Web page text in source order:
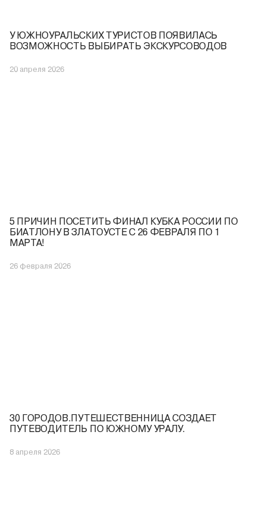
У ЮЖНОУРАЛЬСКИХ ТУРИСТОВ ПОЯВИЛАСЬ
ВОЗМОЖНОСТЬ ВЫБИРАТЬ ЭКСКУРСОВОДОВ
20 апреля 2026
5 ПРИЧИН ПОСЕТИТЬ ФИНАЛ КУБКА РОССИИ ПО
БИАТЛОНУ В ЗЛАТОУСТЕ С 26 ФЕВРАЛЯ ПО 1
МАРТА!
26 февраля 2026
30 ГОРОДОВ.ПУТЕШЕСТВЕННИЦА СОЗДАЕТ
ПУТЕВОДИТЕЛЬ ПО ЮЖНОМУ УРАЛУ.
8 апреля 2026